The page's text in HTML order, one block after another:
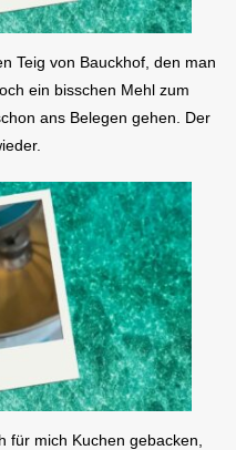
Teig von Bauckhof, den man
ein bisschen Mehl zum
ans Belegen gehen. Der
für mich Kuchen gebacken,